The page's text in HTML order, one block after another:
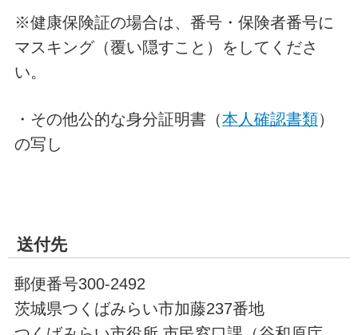
※健康保険証の場合は、番号・保険者番号に
マスキング（覆い隠すこと）をしてくださ
い。
・その他公的な身分証明書（本人確認書類）
の写し
送付先
郵便番号300-2492
茨城県つくばみらい市加藤237番地